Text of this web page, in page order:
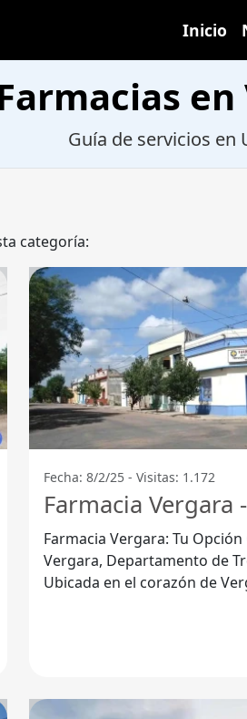
Inicio
Guía de servicios en
categoría:
Fecha: 8/2/25 - Visitas: 1.172
Farmacia Vergara
Farmacia Vergara: Tu
Vergara, Departamento de
Ubicada en el corazón de